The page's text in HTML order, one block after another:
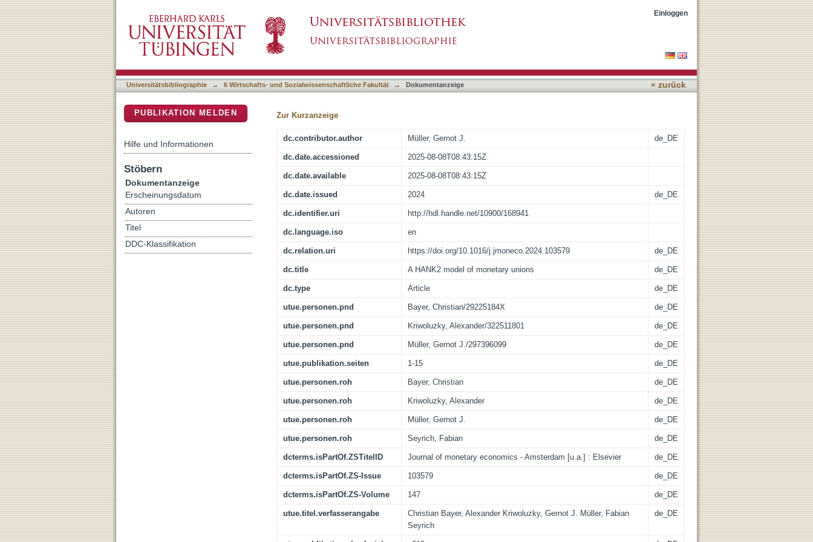
Einloggen
Universitätsbibliographie → 6 Wirtschafts- und Sozialwissenschaftliche Fakultät → Dokumentanzeige « zurück
Zur Kurzanzeige
dc.contributor.author Müller, Gernot J. de_DE
dc.date.accessioned 2025-08-08T08:43:15Z
dc.date.available 2025-08-08T08:43:15Z
dc.date.issued 2024 de_DE
dc.identifier.uri http://hdl.handle.net/10900/168941
dc.language.iso en
dc.relation.uri https://doi.org/10.1016/j.jmoneco.2024.103579 de_DE
dc.title A HANK2 model of monetary unions de_DE
dc.type Article de_DE
utue.personen.pnd Bayer, Christian/29225184X de_DE
utue.personen.pnd Kriwoluzky, Alexander/322511801 de_DE
utue.personen.pnd Müller, Gernot J./297396099 de_DE
utue.publikation.seiten 1-15 de_DE
utue.personen.roh Bayer, Christian de_DE
utue.personen.roh Kriwoluzky, Alexander de_DE
utue.personen.roh Müller, Gernot J. de_DE
utue.personen.roh Seyrich, Fabian de_DE
dcterms.isPartOf.ZSTitelID Journal of monetary economics - Amsterdam [u.a.] : Elsevier de_DE
dcterms.isPartOf.ZS-Issue 103579 de_DE
dcterms.isPartOf.ZS-Volume 147 de_DE
utue.titel.verfasserangabe
Christian Bayer, Alexander Kriwoluzky, Gernot J. Müller, Fabian
Seyrich
de_DE
PUBLIKATION MELDEN
Hilfe und Informationen
Stöbern
Dokumentanzeige
Erscheinungsdatum
Autoren
Titel
DDC-Klassifikation